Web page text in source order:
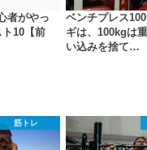
者がやっ
10【前
ベンチプレス
ギは、100kgは
い込みを捨て…
筋トレ